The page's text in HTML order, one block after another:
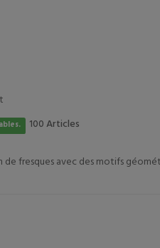
100Articles
fresques avec des motifs